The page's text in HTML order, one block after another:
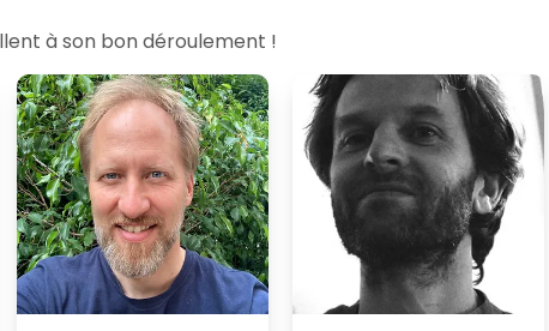
à son bon déroulement !